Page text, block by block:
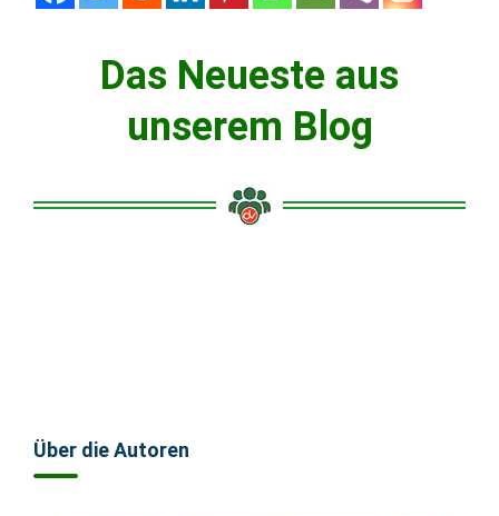
Das Neueste aus
unserem Blog
Über die Autoren